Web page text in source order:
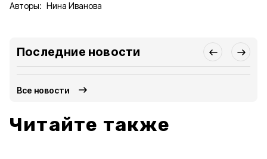
Авторы: Нина Иванова
Последние новости
Все новости
Читайте также